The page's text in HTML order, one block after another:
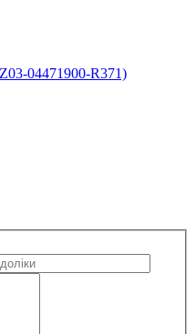
04471900-R371)